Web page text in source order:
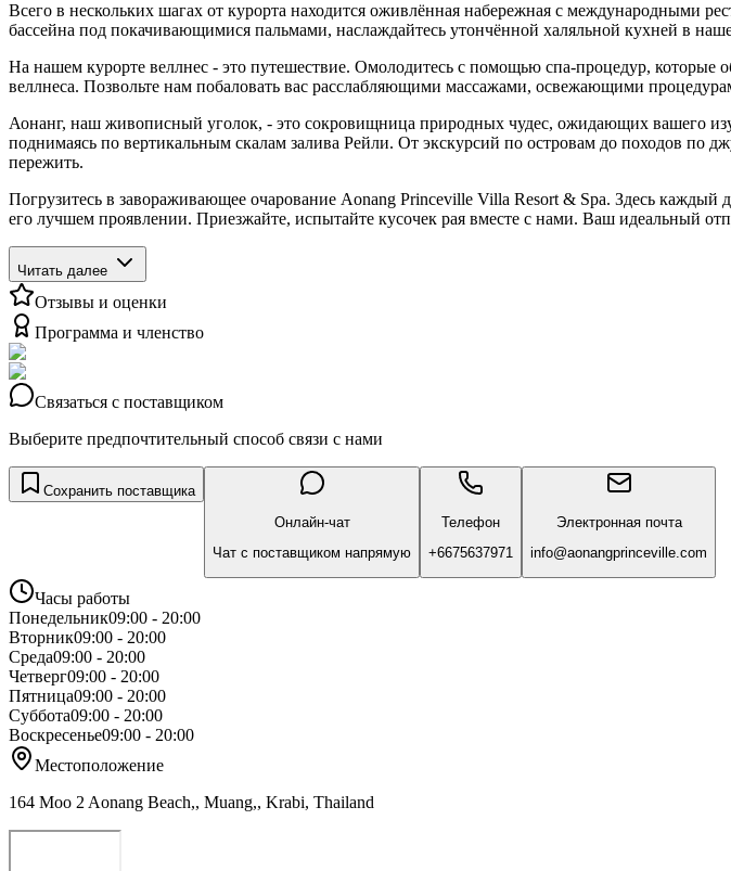
Всего в нескольких шагах от курорта находится оживлённая набережная с международными
бассейна под покачивающимися пальмами, наслаждайтесь утончённой халяльной кухней в
На нашем курорте веллнес - это путешествие. Омолодитесь с помощью спа-процедур,
веллнеса. Позвольте нам побаловать вас расслабляющими массажами, освежающими
Аонанг, наш живописный уголок, - это сокровищница природных чудес, ожидающих вашего
поднимаясь по вертикальным скалам залива Рейли. От экскурсий по островам до походов по
пережить.
Погрузитесь в завораживающее очарование Aonang Princeville Villa Resort & Spa. Здесь
его лучшем проявлении. Приезжайте, испытайте кусочек рая вместе с нами. Ваш идеальный
Читать далее
Отзывы и оценки
Программа и членство
Связаться с поставщиком
Выберите предпочтительный способ связи с нами
Сохранить поставщика
Онлайн-чат
Чат с поставщиком напрямую
Телефон
+6675637971
Электронная почта
info@aonangprinceville.com
Часы работы
Понедельник09:00 - 20:00
Вторник09:00 - 20:00
Среда09:00 - 20:00
Четверг09:00 - 20:00
Пятница09:00 - 20:00
Суббота09:00 - 20:00
Воскресенье09:00 - 20:00
Местоположение
164 Moo 2 Aonang Beach,, Muang,, Krabi, Thailand